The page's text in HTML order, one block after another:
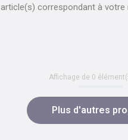
article(s) correspondant à votre
Affichage de 0
Plus d'autres